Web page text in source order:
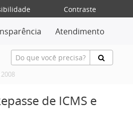
Contraste
Atendimento
2008
de ICMS e